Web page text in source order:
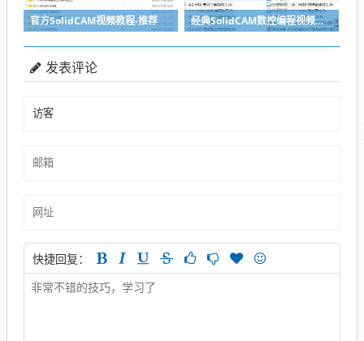
官方SolidCAM视频教程-推荐 经典SolidCAM数控编程视频教程2014版
发表评论
快捷回复：